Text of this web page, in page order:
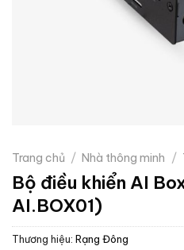
Trang chủ / Nhà thông minh /
Bộ điều khiển AI
AI.BOX01)
Thương hiệu: Rạng Đông